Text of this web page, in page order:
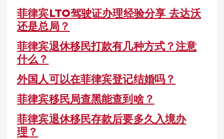
菲律宾LTO驾驶证办理经验分享 去达沃
还是总局？
菲律宾退休移民打款有几种方式？注意
什么？
外国人可以在菲律宾登记结婚吗？
菲律宾移民局查黑能查到啥？
菲律宾退休移民存款后要多久入境办
理？